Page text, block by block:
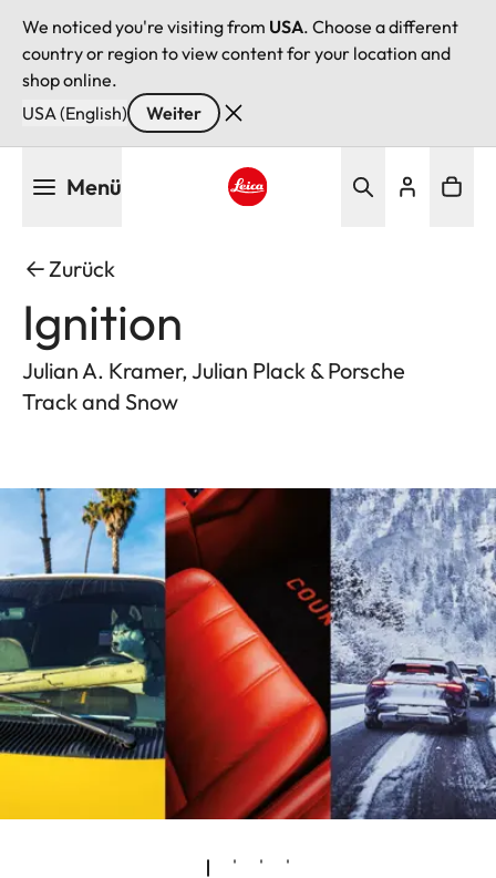
We noticed you're visiting from USA. Choose a different
country or region to view content for your location and
shop online.
USA (English)
Weiter
Menü
Zurück
Ignition
Julian A. Kramer, Julian Plack & Porsche
Track and Snow